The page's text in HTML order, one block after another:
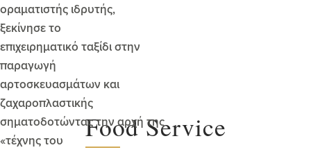
οραματιστής ιδρυτής,
ξεκίνησε το
επιχειρηματικό ταξίδι στην
παραγωγή
αρτοσκευασμάτων και
ζαχαροπλαστικής
σηματοδοτώντας την αρχή της
«τέχνης του
Food Service